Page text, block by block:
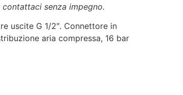
senza impegno.
uscite G 1/2″. Connettore in
aria compressa, 16 bar